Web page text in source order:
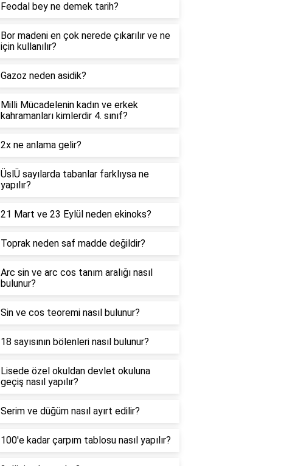
Feodal bey ne demek tarih?
Bor madeni en çok nerede çıkarılır ve ne
için kullanılır?
Gazoz neden asidik?
Milli Mücadelenin kadın ve erkek
kahramanları kimlerdir 4. sınıf?
2x ne anlama gelir?
ÜslÜ sayılarda tabanlar farklıysa ne
yapılır?
21 Mart ve 23 Eylül neden ekinoks?
Toprak neden saf madde değildir?
Arc sin ve arc cos tanım aralığı nasıl
bulunur?
Sin ve cos teoremi nasıl bulunur?
18 sayısının bölenleri nasıl bulunur?
Lisede özel okuldan devlet okuluna
geçiş nasıl yapılır?
Serim ve düğüm nasıl ayırt edilir?
100'e kadar çarpım tablosu nasıl yapılır?